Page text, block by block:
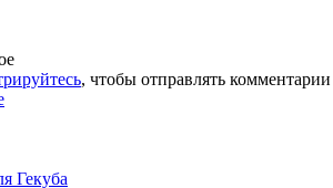
, чтобы отправлять комментарии